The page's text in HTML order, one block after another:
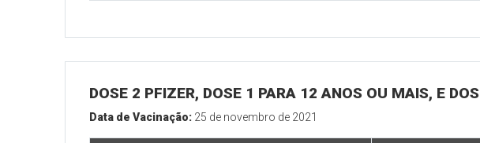
DOSE 2 PFIZER, DOSE 1 PARA 12 ANOS OU MAIS, E
Data de Vacinação: 25 de novembro de 2021